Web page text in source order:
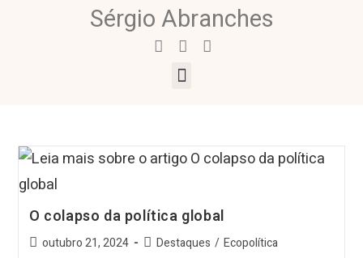
Sérgio Abranches
O colapso da política global
outubro 21, 2024 Destaques / Ecopolítica